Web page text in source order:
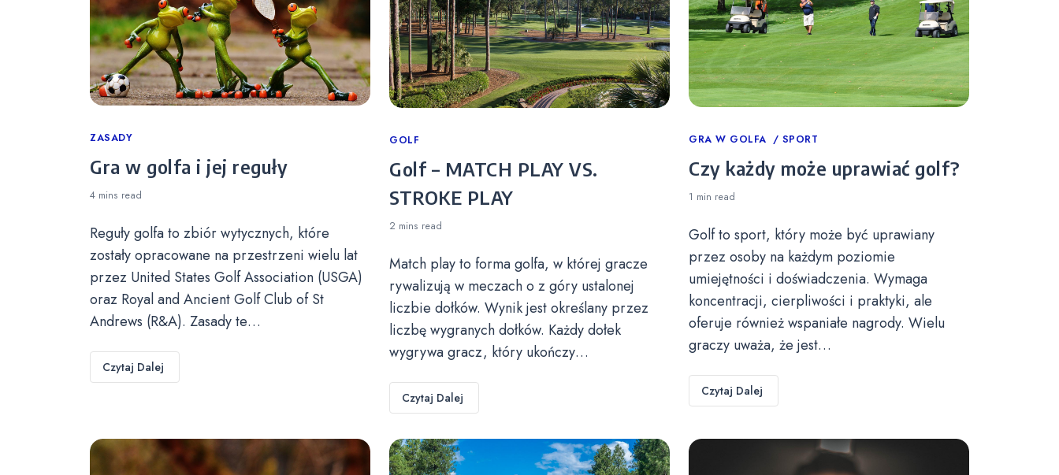
Categories
ZASADY
Gra w golfa i jej reguły
4 mins read
Reguły golfa to zbiór wytycznych, które
zostały opracowane na przestrzeni wielu lat
przez United States Golf Association (USGA)
oraz Royal and Ancient Golf Club of St
Andrews (R&A). Zasady te…
Czytaj Dalej
Categories
GOLF
Golf – MATCH PLAY VS.
STROKE PLAY
2 mins read
Match play to forma golfa, w której gracze
rywalizują w meczach o z góry ustalonej
liczbie dołków. Wynik jest określany przez
liczbę wygranych dołków. Każdy dołek
wygrywa gracz, który ukończy…
Czytaj Dalej
Categories
GRA W GOLFA SPORT
Czy każdy może uprawiać golf?
1 min read
Golf to sport, który może być uprawiany
przez osoby na każdym poziomie
umiejętności i doświadczenia. Wymaga
koncentracji, cierpliwości i praktyki, ale
oferuje również wspaniałe nagrody. Wielu
graczy uważa, że jest…
Czytaj Dalej